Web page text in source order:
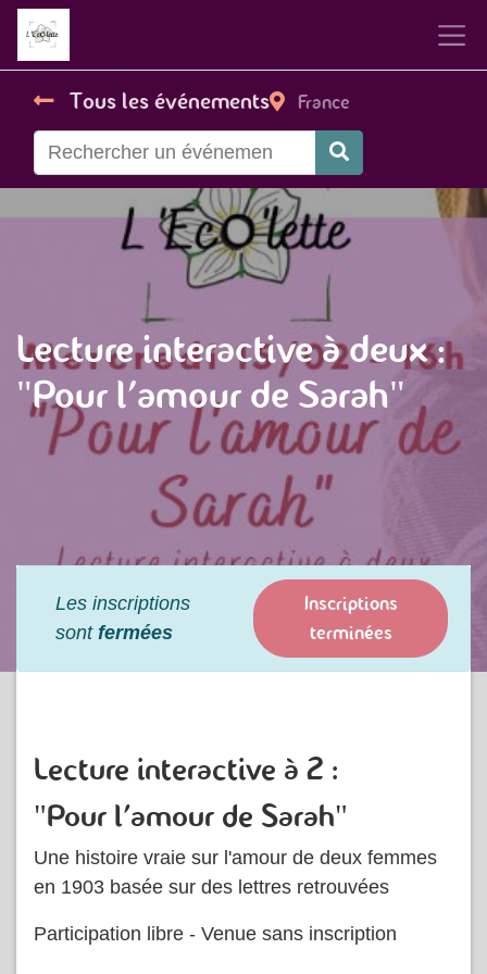
Tous les événements France
Lecture interactive à deux :
"Pour l'amour de Sarah"
Les inscriptions
sont fermées
Inscriptions
terminées
Lecture interactive à 2 :
"Pour l'amour de Sarah"
Une histoire vraie sur l'amour de deux femmes
en 1903 basée sur des lettres retrouvées
Participation libre - Venue sans inscription